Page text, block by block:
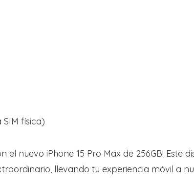
física)
el nuevo iPhone 15 Pro Max de 256GB! Este
llevando tu experiencia móvil a